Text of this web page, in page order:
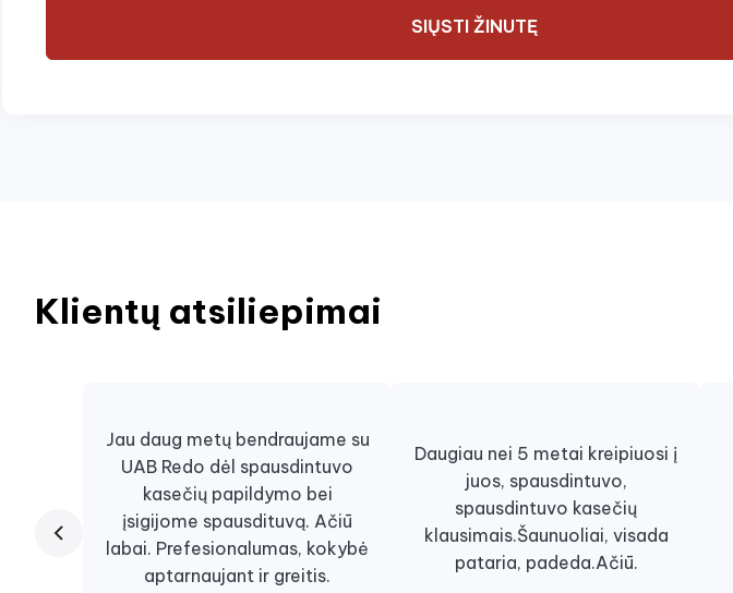
SIŲSTI ŽINUTĘ
Klientų atsiliepimai
Jau daug metų bendraujame su
UAB Redo dėl spausdintuvo
kasečių papildymo bei
įsigijome spausdituvą. Ačiū
labai. Prefesionalumas, kokybė
aptarnaujant ir greitis.
Daugiau nei 5 metai kreipiuosi į
juos, spausdintuvo,
spausdintuvo kasečių
klausimais.Šaunuoliai, visada
pataria, padeda.Ačiū.